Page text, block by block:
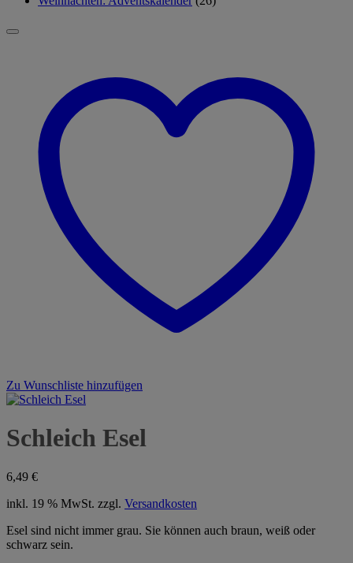
Zu Wunschliste hinzufügen
Schleich Esel
6,49 €
inkl. 19 % MwSt. zzgl. Versandkosten
Esel sind nicht immer grau. Sie können auch braun, weiß oder
schwarz sein.